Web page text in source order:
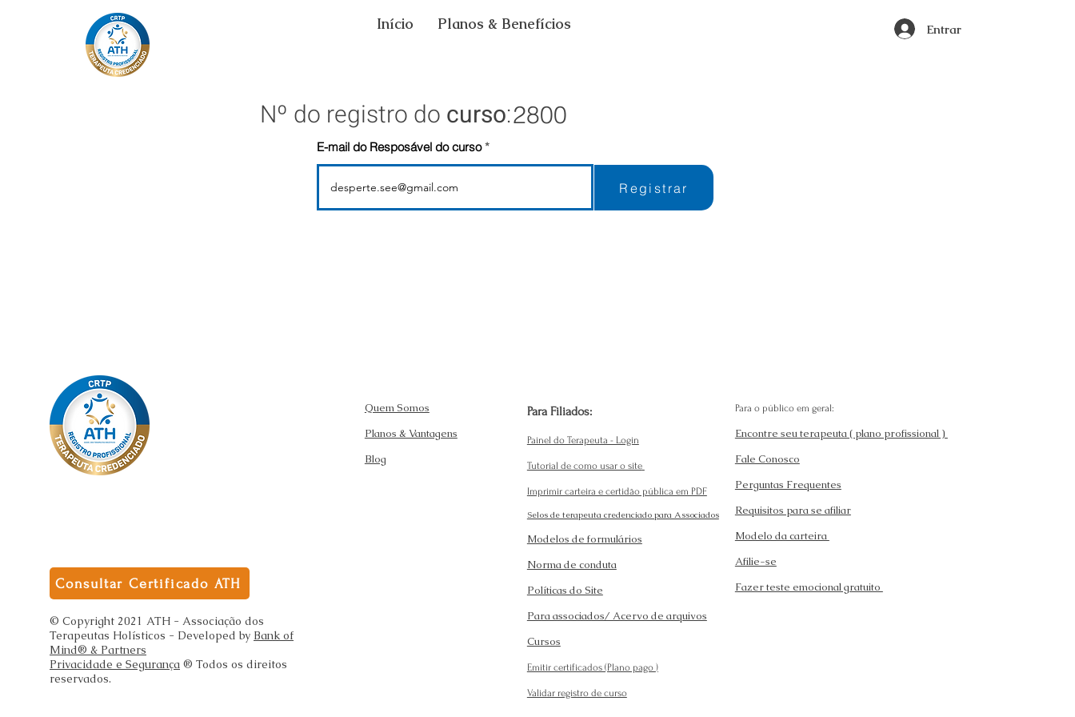
Início Planos & Benefícios Entrar
Nº do registro do curso:2800
E-mail do Resposável do curso
Registrar
Consultar Certificado ATH
© Copyright 2021 ATH - Associação dos
Terapeutas Holísticos - Developed by Bank of
Mind® & Partners
Privacidade e Segurança ® Todos os direitos
reservados.
Quem Somos
Planos & Vantagens
Blog
Para Filiados:
Painel do Terapeuta - Login
Tutorial de como usar o site
Imprimir carteira e certidão pública em PDF
Selos de terapeuta credenciado para Associados
Modelos de formulários
Norma de conduta
Políticas do Site
Para associados/ Acervo de arquivos
Cursos
Emitir certificados (Plano pago )
Validar registro de curso
Para o público em geral:
Encontre seu terapeuta ( plano profissional )
Fale Conosco
Perguntas Frequentes
Requisitos para se afiliar
Modelo da carteira
Afilie-se
Fazer teste emocional gratuito